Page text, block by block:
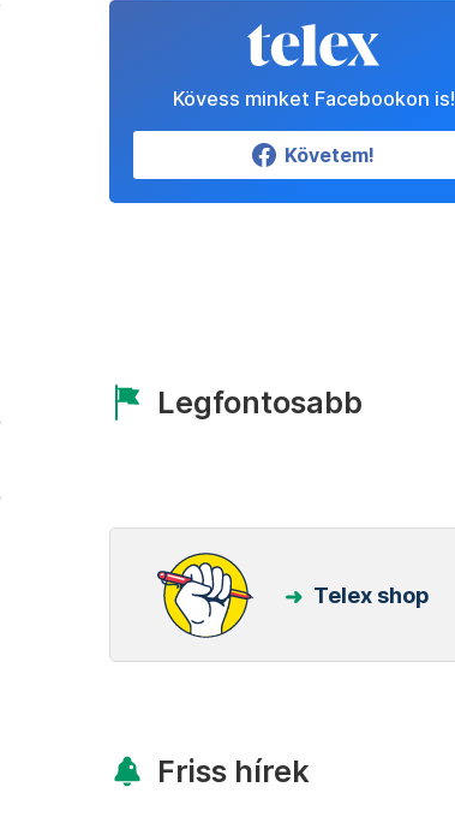
Kövess minket Facebookon is!
Követem!
Legfontosabb
Telex shop
Friss hírek